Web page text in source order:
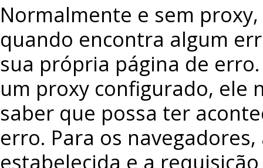
Normalmente e sem
quando encontra algum
sua própria página de
um proxy configurado, ele
saber que possa ter
erro. Para os
estabelecida e a